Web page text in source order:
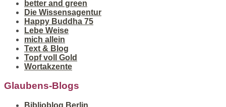
better and green
Die Wissensagentur
Happy Buddha 75
Lebe Weise
mich allein
Text & Blog
Topf voll Gold
Wortakzente
Glaubens-Blogs
Biblioblog Berlin